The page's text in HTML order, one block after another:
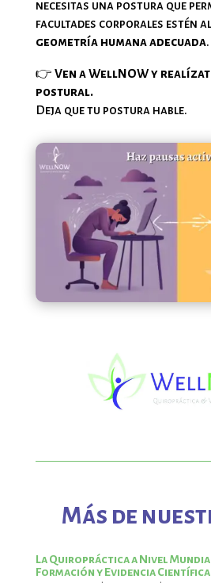
necesitas una postura que
facultades corporales estén
geometría humana adecuada.
👉 Ven a WellNOW y
postural.
Deja que tu postura hable.
Más de
La Quiropráctica a Nivel
Formación y Evidencia Científica